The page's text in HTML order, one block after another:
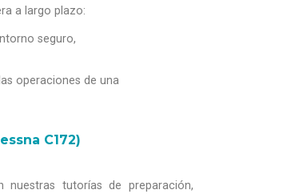
a largo plazo:
seguro,
operaciones de una
C172)
nuestras tutorías de preparación,